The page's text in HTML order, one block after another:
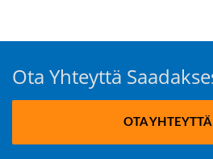
Ota Yhteyttä
OTA